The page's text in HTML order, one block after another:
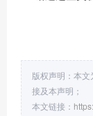
版权声明：本文
接及本声明；
本文链接：